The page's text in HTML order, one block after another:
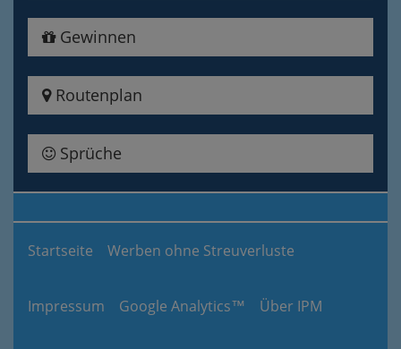
Gewinnen
Routenplan
Sprüche
Startseite Werben ohne Streuverluste
Impressum Google Analytics™ Über IPM